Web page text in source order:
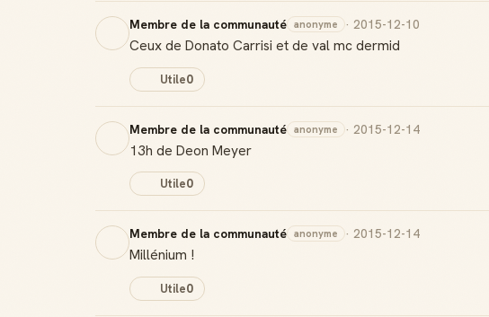
Membre de la communauté anonyme · 2015-12-10
Ceux de Donato Carrisi et de val mc dermid
Utile0
Membre de la communauté anonyme · 2015-12-14
13h de Deon Meyer
Utile0
Membre de la communauté anonyme · 2015-12-14
Millénium !
Utile0